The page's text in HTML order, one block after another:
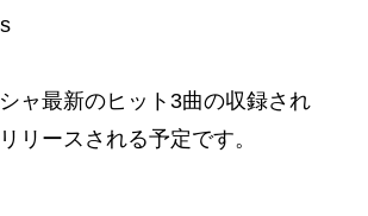
ャ最新のヒット3曲の収録され
リースされる予定です。